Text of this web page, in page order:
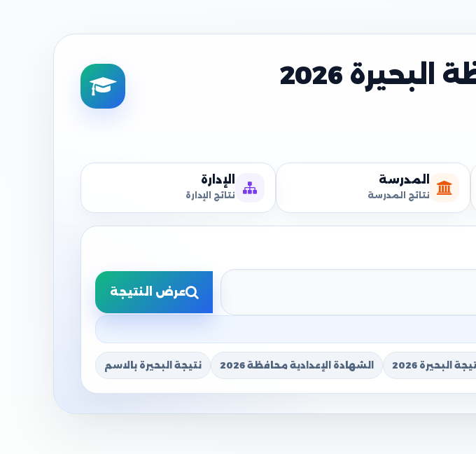
2026
المدرسة
نتائج المدرسة
الإدارة
نتائج الإدارة
عرض النتيجة
البحيرة 2026 الشهادة الإعدادية محافظة 2026 نتيجة البحيرة بالاسم